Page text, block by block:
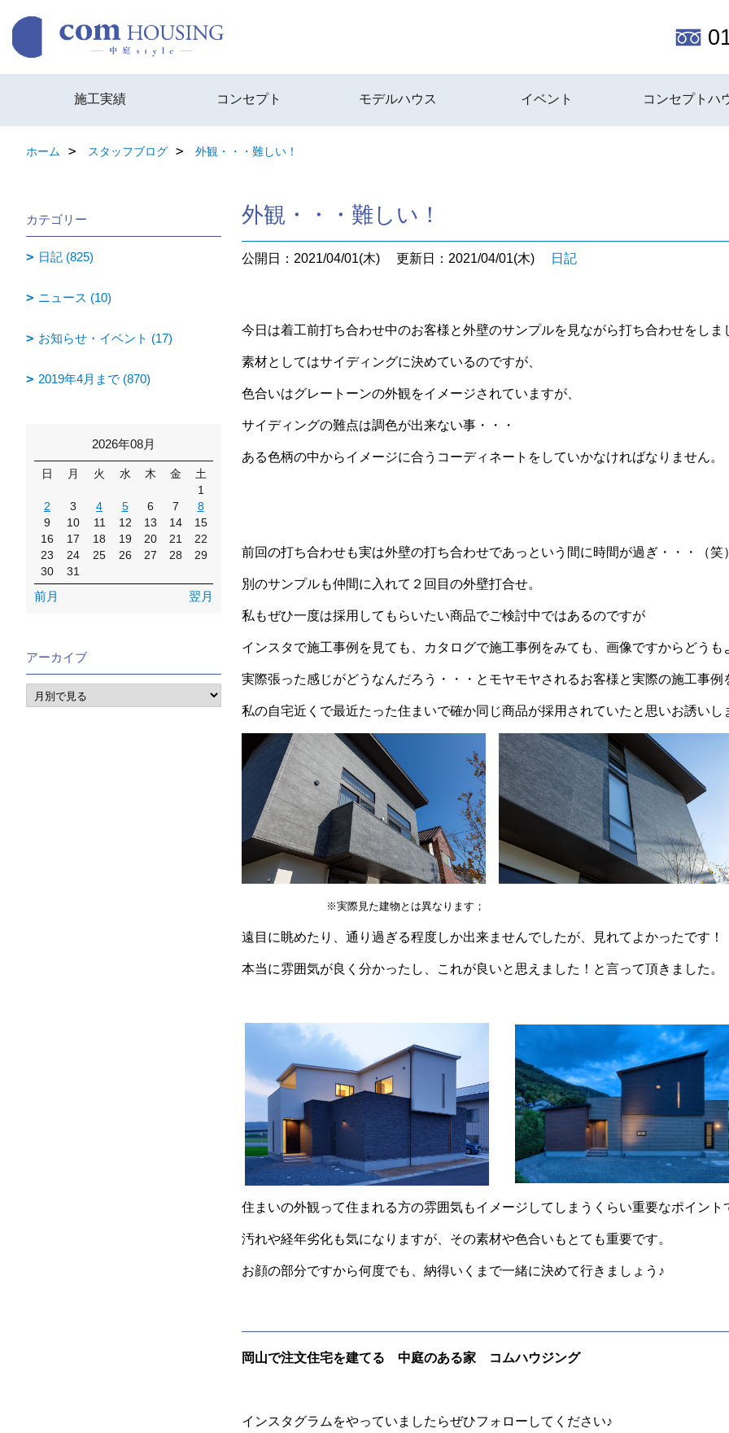
施工実績 コンセプト モデルハウス イベント コンセプトハ
ホーム スタッフブログ 外観・・・難しい！
外観・・・難しい！
公開日：2021/04/01(木) 更新日：2021/04/01(木) 日記
今日は着工前打ち合わせ中のお客様と外壁のサンプルを見ながら打ち合わせをしま
素材としてはサイディングに決めているのですが、
色合いはグレートーンの外観をイメージされていますが、
サイディングの難点は調色が出来ない事・・・
ある色柄の中からイメージに合うコーディネートをしていかなければなりません。
前回の打ち合わせも実は外壁の打ち合わせであっという間に時間が過ぎ・・・（笑
別のサンプルも仲間に入れて２回目の外壁打合せ。
私もぜひ一度は採用してもらいたい商品でご検討中ではあるのですが
インスタで施工事例を見ても、カタログで施工事例をみても、画像ですからどうも
実際張った感じがどうなんだろう・・・とモヤモヤされるお客様と実際の施工事例
私の自宅近くで最近たった住まいで確か同じ商品が採用されていたと思いお誘いし
※実際見た建物とは異なります；
遠目に眺めたり、通り過ぎる程度しか出来ませんでしたが、見れてよかったです！
本当に雰囲気が良く分かったし、これが良いと思えました！と言って頂きました。
住まいの外観って住まれる方の雰囲気もイメージしてしまうくらい重要なポイント
汚れや経年劣化も気になりますが、その素材や色合いもとても重要です。
お顔の部分ですから何度でも、納得いくまで一緒に決めて行きましょう♪
岡山で注文住宅を建てる 中庭のある家 コムハウジング
インスタグラムをやっていましたらぜひフォローしてください♪
カテゴリー
日記 (825)
ニュース (10)
お知らせ・イベント (17)
2019年4月まで (870)
2026年08月
日 月 火 水 木 金
土
1
2
3 4 5 6 7
8
9
10 11 12 13 14
15
16
17 18 19 20 21
22
23
24 25 26 27 28
29
30
31
前月 翌月
アーカイブ